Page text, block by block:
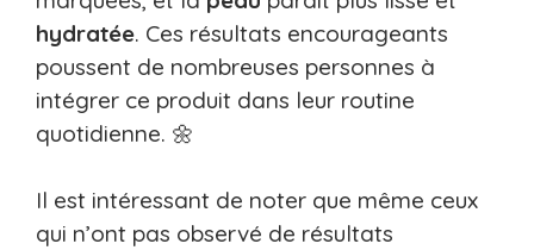
hydratée. Ces résultats encourageants
poussent de nombreuses personnes à
intégrer ce produit dans leur routine
quotidienne. 🌼
Il est intéressant de noter que même ceux
qui n’ont pas observé de résultats